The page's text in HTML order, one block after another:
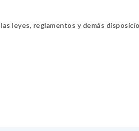
leyes, reglamentos y demás